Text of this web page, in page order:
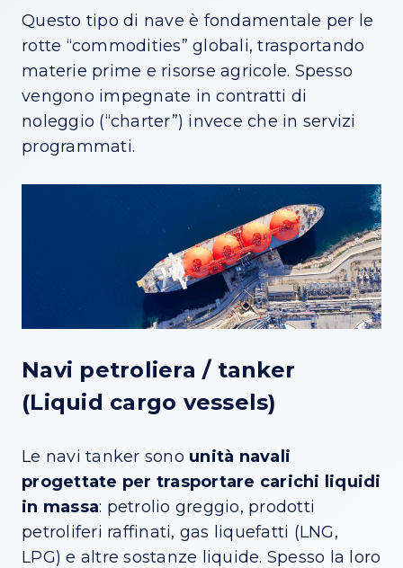
Questo tipo di nave è fondamentale per le
rotte “commodities” globali, trasportando
materie prime e risorse agricole. Spesso
vengono impegnate in contratti di
noleggio (“charter”) invece che in servizi
programmati.
Navi petroliera / tanker
(Liquid cargo vessels)
Le navi tanker sono unità navali
progettate per trasportare carichi liquidi
in massa: petrolio greggio, prodotti
petroliferi raffinati, gas liquefatti (LNG,
LPG) e altre sostanze liquide. Spesso la loro